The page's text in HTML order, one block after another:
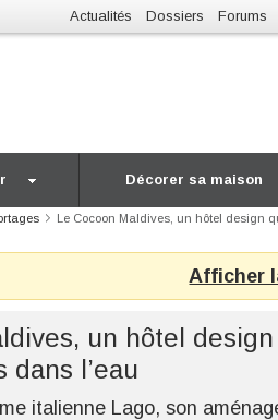
Actualités Dossiers Forums
Décorer sa maison
Le Cocoon Maldives, un hôtel design
Afficher
un hôtel design
dans l’eau
italienne Lago, son